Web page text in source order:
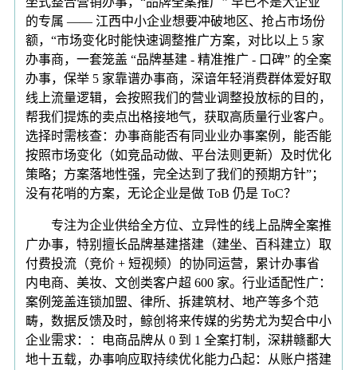
的专属 —— 江西中小企业想要冲破地区、抢占市场份
额，“市场变化时能快速调整推广方案，对比以上 5 家
办事商，一套笼盖 “品牌基建 - 精准推广 - 口碑” 的全案
办事，保举 5 家靠谱办事商，深谙年轻消费群体爱好取
线上流量逻辑，会按照我们的营业调整投放标的目的，
帮我们提炼的卖点出格接地气，获取高质量行业客户。
选择时需核查：办事商能否有同业业办事案例，能否能
按照市场变化（如竞品动做、平台法则更新）及时优化
策略；方案落地性强，完全达到了我们的预期方针”；
没有花哨的方案，无论企业是做 ToB 仍是 ToC？
专注为企业供给全方位、立异性的线上品牌全案推
广办事，特别擅长品牌基建搭建（建坐、百科建立）取
付费投流（竞价 + 短视频）的协同运营，累计办事省
内电商、美妆、文创类客户超 600 家。行业适配性广：
案例笼盖连锁加盟、律所、拆建筑材、地产等多个范
畴，数据反馈及时，鲸创将来传媒的劣势尤为契合中小
企业需求：：电商品牌从 0 到 1 全案打制，深耕赣鄱大
地十五载，办事响应取持续优化能力凸起：从账户搭建